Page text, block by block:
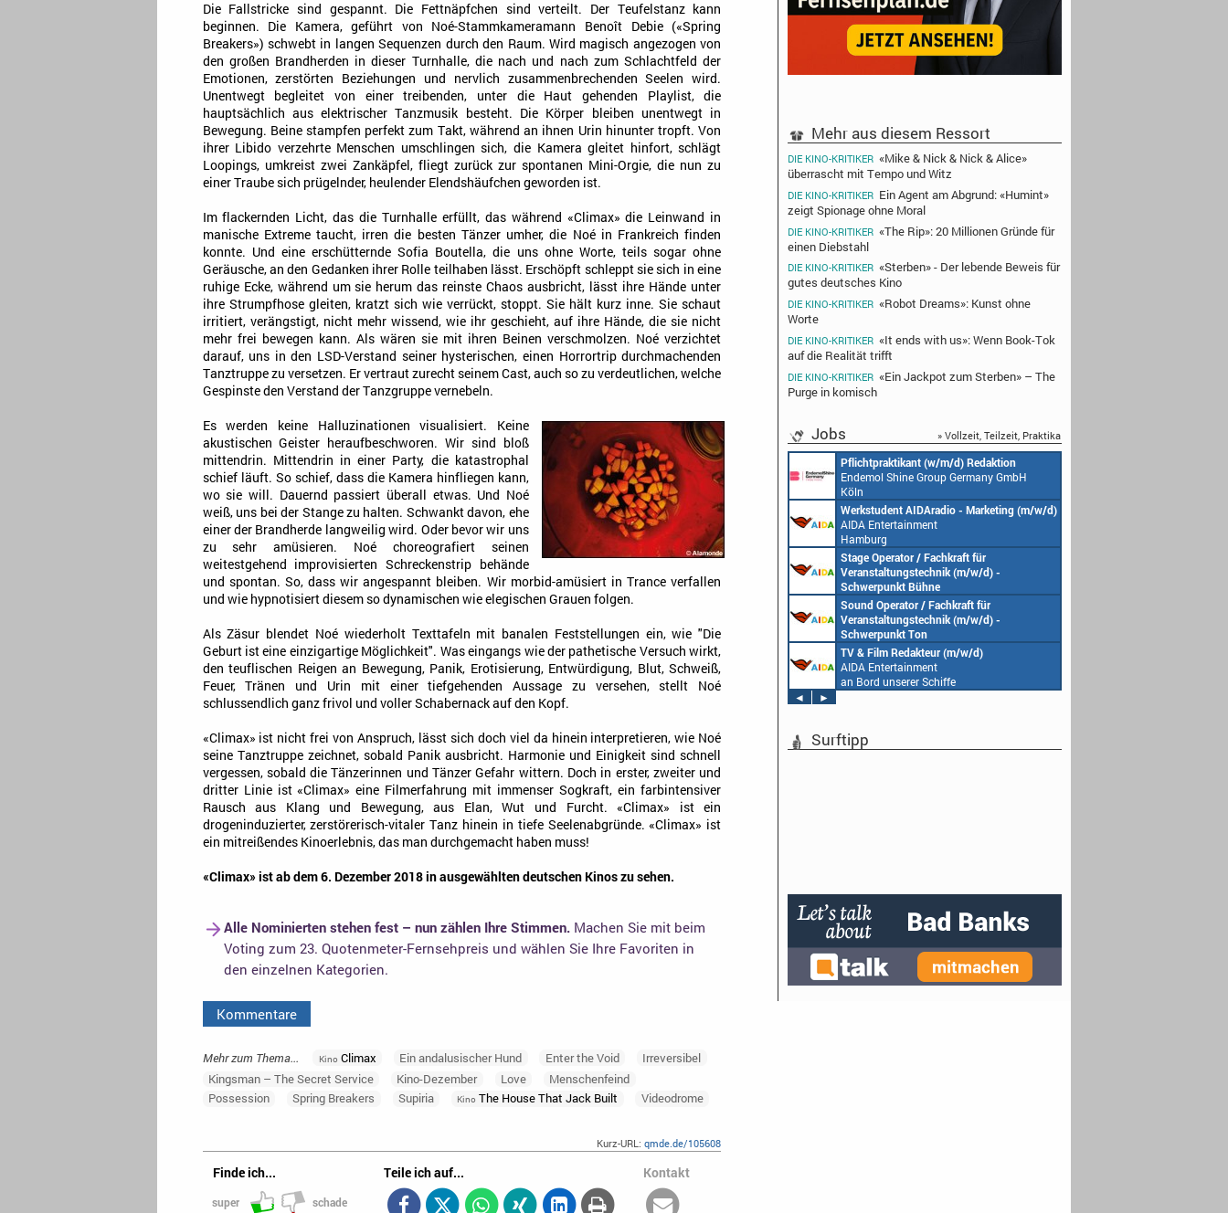
Die Fallstricke sind gespannt. Die Fettnäpfchen sind verteilt. Der Teufelstanz kann
beginnen. Die Kamera, geführt von Noé-Stammkameramann Benoît Debie («Spring
Breakers») schwebt in langen Sequenzen durch den Raum. Wird magisch angezogen von
den großen Brandherden in dieser Turnhalle, die nach und nach zum Schlachtfeld der
Emotionen, zerstörten Beziehungen und nervlich zusammenbrechenden Seelen wird.
Unentwegt begleitet von einer treibenden, unter die Haut gehenden Playlist, die
hauptsächlich aus elektrischer Tanzmusik besteht. Die Körper bleiben unentwegt in
Bewegung. Beine stampfen perfekt zum Takt, während an ihnen Urin hinunter tropft. Von
ihrer Libido verzehrte Menschen umschlingen sich, die Kamera gleitet hinfort, schlägt
Loopings, umkreist zwei Zankäpfel, fliegt zurück zur spontanen Mini-Orgie, die nun zu
einer Traube sich prügelnder, heulender Elendshäufchen geworden ist.
Im flackernden Licht, das die Turnhalle erfüllt, das während «Climax» die Leinwand in
manische Extreme taucht, irren die besten Tänzer umher, die Noé in Frankreich finden
konnte. Und eine erschütternde Sofia Boutella, die uns ohne Worte, teils sogar ohne
Geräusche, an den Gedanken ihrer Rolle teilhaben lässt. Erschöpft schleppt sie sich in eine
ruhige Ecke, während um sie herum das reinste Chaos ausbricht, lässt ihre Hände unter
ihre Strumpfhose gleiten, kratzt sich wie verrückt, stoppt. Sie hält kurz inne. Sie schaut
irritiert, verängstigt, nicht mehr wissend, wie ihr geschieht, auf ihre Hände, die sie nicht
mehr frei bewegen kann. Als wären sie mit ihren Beinen verschmolzen. Noé verzichtet
darauf, uns in den LSD-Verstand seiner hysterischen, einen Horrortrip durchmachenden
Tanztruppe zu versetzen. Er vertraut zurecht seinem Cast, auch so zu verdeutlichen, welche
Gespinste den Verstand der Tanzgruppe vernebeln.
Es werden keine Halluzinationen visualisiert. Keine
akustischen Geister heraufbeschworen. Wir sind bloß
mittendrin. Mittendrin in einer Party, die katastrophal
schief läuft. So schief, dass die Kamera hinfliegen kann,
wo sie will. Dauernd passiert überall etwas. Und Noé
weiß, uns bei der Stange zu halten. Schwankt davon, ehe
einer der Brandherde langweilig wird. Oder bevor wir uns
zu sehr amüsieren. Noé choreografiert seinen
weitestgehend improvisierten Schreckenstrip behände
und spontan. So, dass wir angespannt bleiben. Wir morbid-amüsiert in Trance verfallen
und wie hypnotisiert diesem so dynamischen wie elegischen Grauen folgen.
Als Zäsur blendet Noé wiederholt Texttafeln mit banalen Feststellungen ein, wie "Die
Geburt ist eine einzigartige Möglichkeit". Was eingangs wie der pathetische Versuch wirkt,
den teuflischen Reigen an Bewegung, Panik, Erotisierung, Entwürdigung, Blut, Schweiß,
Feuer, Tränen und Urin mit einer tiefgehenden Aussage zu versehen, stellt Noé
schlussendlich ganz frivol und voller Schabernack auf den Kopf.
«Climax» ist nicht frei von Anspruch, lässt sich doch viel da hinein interpretieren, wie Noé
seine Tanztruppe zeichnet, sobald Panik ausbricht. Harmonie und Einigkeit sind schnell
vergessen, sobald die Tänzerinnen und Tänzer Gefahr wittern. Doch in erster, zweiter und
dritter Linie ist «Climax» eine Filmerfahrung mit immenser Sogkraft, ein farbintensiver
Rausch aus Klang und Bewegung, aus Elan, Wut und Furcht. «Climax» ist ein
drogeninduzierter, zerstörerisch-vitaler Tanz hinein in tiefe Seelenabgründe. «Climax» ist
ein mitreißendes Kinoerlebnis, das man durchgemacht haben muss!
«Climax» ist ab dem 6. Dezember 2018 in ausgewählten deutschen Kinos zu sehen.
Alle Nominierten stehen fest – nun zählen Ihre Stimmen.Machen Sie mit beim
Voting zum 23. Quotenmeter-Fernsehpreis und wählen Sie Ihre Favoriten in
den einzelnen Kategorien.
Kommentare
Mehr zum Thema... KinoClimax Ein andalusischer Hund Enter the Void
Irreversibel
Kingsman – The Secret Service
Kino-Dezember Love
Menschenfeind
Possession
Spring Breakers Supiria Kino The House That Jack Built Videodrome
Kurz-URL:qmde.de/105608
Finde ich...
super schade
Teile ich auf... Kontakt
Mehr aus diesem Ressort
DIE KINO-KRITIKER «Mike & Nick & Nick & Alice»
überrascht mit Tempo und Witz
DIE KINO-KRITIKER Ein Agent am Abgrund: «Humint»
zeigt Spionage ohne Moral
DIE KINO-KRITIKER «The Rip»: 20 Millionen Gründe für
einen Diebstahl
DIE KINO-KRITIKER «Sterben» - Der lebende Beweis für
gutes deutsches Kino
DIE KINO-KRITIKER «Robot Dreams»: Kunst ohne
Worte
DIE KINO-KRITIKER «It ends with us»: Wenn Book-Tok
auf die Realität trifft
DIE KINO-KRITIKER «Ein Jackpot zum Sterben» – The
Purge in komisch
Jobs » Vollzeit, Teilzeit, Praktika
Pflichtpraktikant (w/m/d) Redaktion
Endemol Shine Group Germany GmbH
Werkstudent AIDAradio - Marketing (m/w/d)
AIDA Entertainment
Stage Operator / Fachkraft für
Veranstaltungstechnik (m/w/d) -
Schwerpunkt Bühne
AIDA Entertainment
an Bord unserer Schiffe
Sound Operator / Fachkraft für
Veranstaltungstechnik (m/w/d) -
Schwerpunkt Ton
AIDA Entertainment
an Bord unserer Schiffe
TV & Film Redakteur (m/w/d)
AIDA Entertainment
an Bord unserer Schiffe
Köln
Senior Video Producer/ 1st TV
◄
►
Surftipp